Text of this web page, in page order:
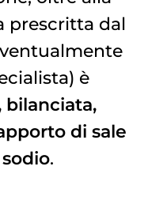
prescritta dal
è
bilanciata,
di sale
.